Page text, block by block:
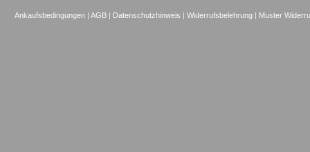
Ankaufsbedingungen |AGB | Datenschutzhinweis |Widerrufsbelehrung | Muster